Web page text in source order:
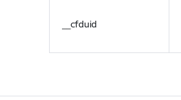
__cfduid